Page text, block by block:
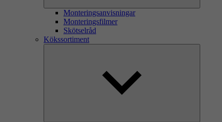
Monteringsanvisningar
Monteringsfilmer
Skötselråd
Kökssortiment